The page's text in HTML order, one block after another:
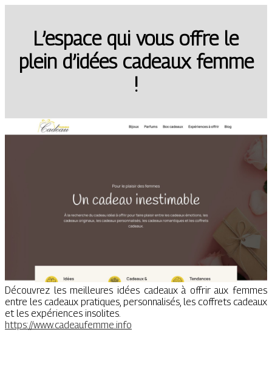
L’espace qui vous offre le
plein d’idées cadeaux femme
!
Découvrez les meilleures idées cadeaux à offrir aux femmes
entre les cadeaux pratiques, personnalisés, les coffrets cadeaux
et les expériences insolites.
https://www.cadeaufemme.info